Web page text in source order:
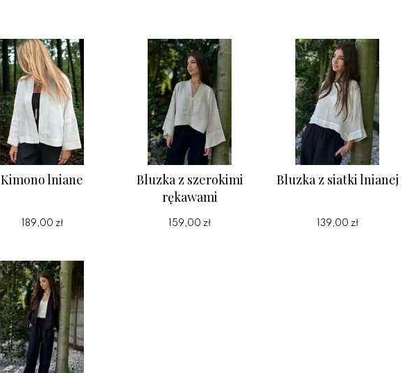
Kimono lniane
189,00 zł
Bluzka z szerokimi
rękawami
159,00 zł
Bluzka z siatki lnianej
139,00 zł